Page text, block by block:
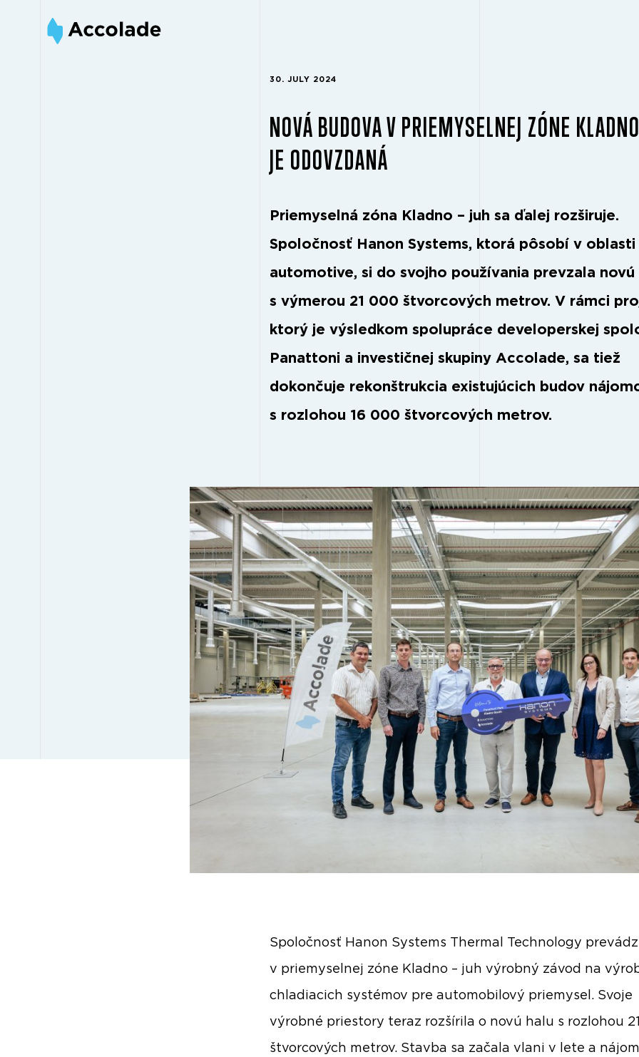
30. JULY 2024
NOVÁ BUDOVA V PRIEMYSELNEJ ZÓNE
JE ODOVZDANÁ
Priemyselná zóna Kladno – juh sa ďalej rozširuje.
Spoločnosť Hanon Systems, ktorá pôsobí v oblasti
automotive, si do svojho používania prevzala novú
s výmerou 21 000 štvorcových metrov. V rámci
ktorý je výsledkom spolupráce developerskej
Panattoni a investičnej skupiny Accolade, sa tiež
dokončuje rekonštrukcia existujúcich budov
s rozlohou 16 000 štvorcových metrov.
Spoločnosť Hanon Systems Thermal Technology
v priemyselnej zóne Kladno – juh výrobný závod na
chladiacich systémov pre automobilový priemysel. Svoje
výrobné priestory teraz rozšírila o novú halu s rozlohou
štvorcových metrov. Stavba sa začala vlani v lete a